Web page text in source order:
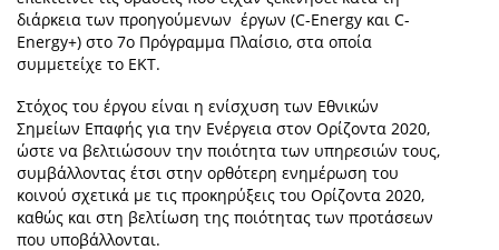
διάρκεια των προηγούμενων έργων (C-Energy και C-
Energy+) στο 7ο Πρόγραμμα Πλαίσιο, στα οποία
συμμετείχε το ΕΚΤ.
Στόχος του έργου είναι η ενίσχυση των Εθνικών
Σημείων Επαφής για την Ενέργεια στον Ορίζοντα 2020,
ώστε να βελτιώσουν την ποιότητα των υπηρεσιών τους,
συμβάλλοντας έτσι στην ορθότερη ενημέρωση του
κοινού σχετικά με τις προκηρύξεις του Ορίζοντα 2020,
καθώς και στη βελτίωση της ποιότητας των προτάσεων
που υποβάλλονται.